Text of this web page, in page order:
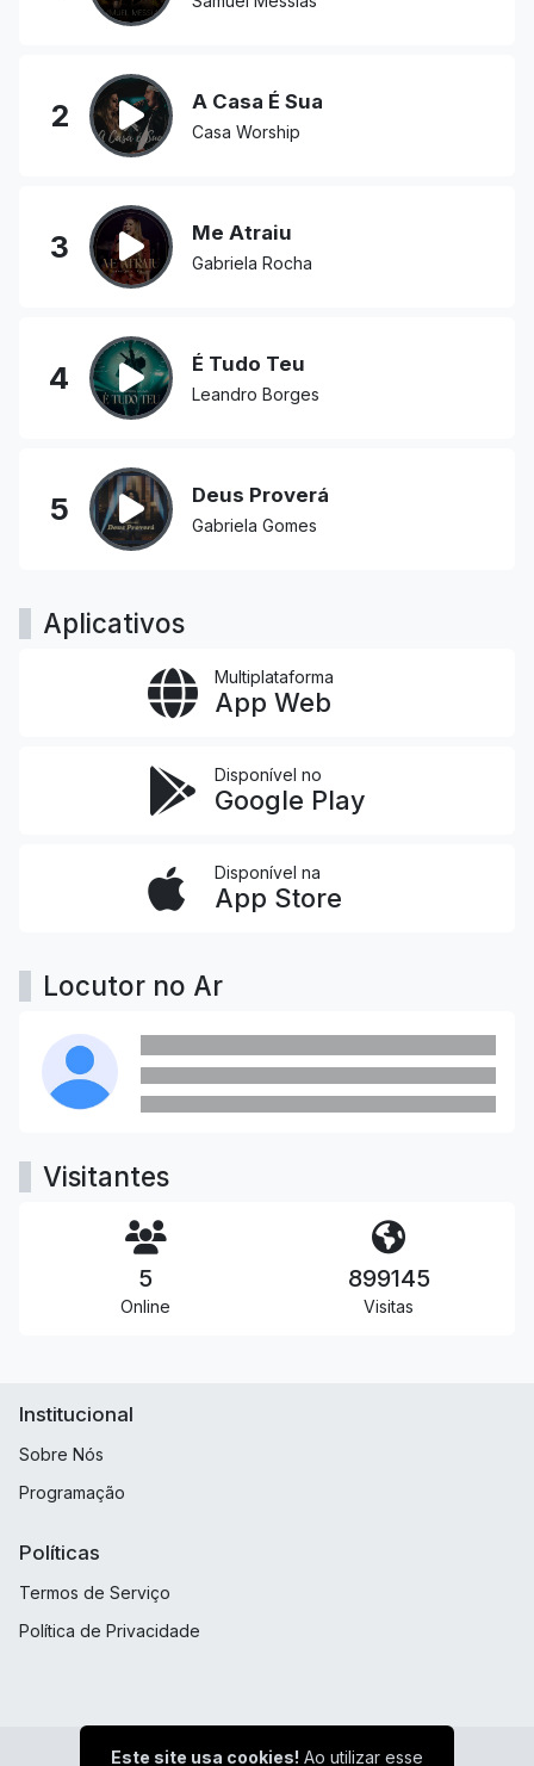
2 A Casa É Sua
Casa Worship
3 Me Atraiu
Gabriela Rocha
4 É Tudo Teu
Leandro Borges
5 Deus Proverá
Gabriela Gomes
Aplicativos
Multiplataforma
App Web
Disponível no
Google Play
Disponível na
App Store
Locutor no Ar
Visitantes
5
Online
899145
Visitas
Institucional
Sobre Nós
Programação
Políticas
Termos de Serviço
Política de Privacidade
Este site usa cookies! Ao utilizar esse